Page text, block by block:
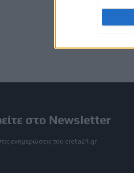
στο Newsletter
ενημερώσεις του creta24.gr